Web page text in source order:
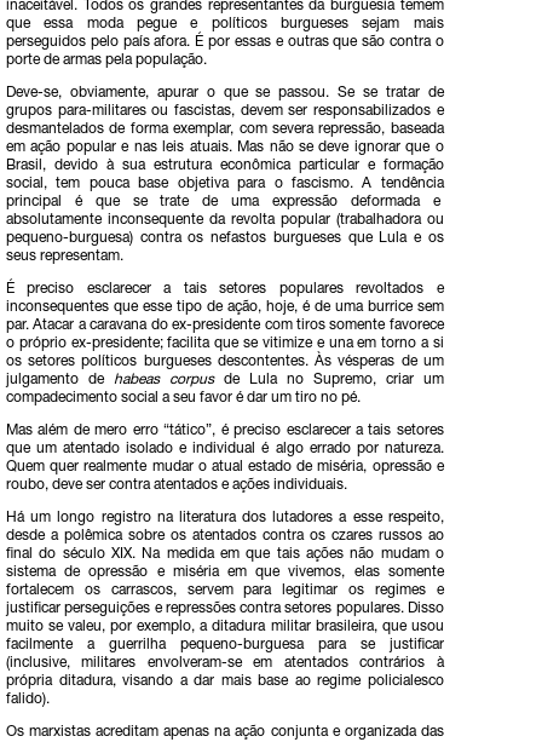
inaceitável. Todos os grandes representantes da burguesia temem
que essa moda pegue e políticos burgueses sejam mais
perseguidos pelo país afora. É por essas e outras que são contra o
porte de armas pela população.
Deve-se, obviamente, apurar o que se passou. Se se tratar de
grupos para-militares ou fascistas, devem ser responsabilizados e
desmantelados de forma exemplar, com severa repressão, baseada
em ação popular e nas leis atuais. Mas não se deve ignorar que o
Brasil, devido à sua estrutura econômica particular e formação
social, tem pouca base objetiva para o fascismo. A tendência
principal é que se trate de uma expressão deformada e
absolutamente inconsequente da revolta popular (trabalhadora ou
pequeno-burguesa) contra os nefastos burgueses que Lula e os
seus representam.
É preciso esclarecer a tais setores populares revoltados e
inconsequentes que esse tipo de ação, hoje, é de uma burrice sem
par. Atacar a caravana do ex-presidente com tiros somente favorece
o próprio ex-presidente; facilita que se vitimize e una em torno a si
os setores políticos burgueses descontentes. Às vésperas de um
julgamento de habeas corpusde Lula no Supremo, criar um
compadecimento social a seu favor é dar um tiro no pé.
Mas além de mero erro “tático”, é preciso esclarecer a tais setores
que um atentado isolado e individual é algo errado por natureza.
Quem quer realmente mudar o atual estado de miséria, opressão e
roubo, deve ser contra atentados e ações individuais.
Há um longo registro na literatura dos lutadores a esse respeito,
desde a polêmica sobre os atentados contra os czares russos ao
final do século XIX. Na medida em que tais ações não mudam o
sistema de opressão e miséria em que vivemos, elas somente
fortalecem os carrascos, servem para legitimar os regimes e
justificar perseguições e repressões contra setores populares. Disso
muito se valeu, por exemplo, a ditadura militar brasileira, que usou
facilmente a guerrilha pequeno-burguesa para se justificar
(inclusive, militares envolveram-se em atentados contrários à
própria ditadura, visando a dar mais base ao regime policialesco
falido).
Os marxistas acreditam apenas na ação conjunta e organizada das